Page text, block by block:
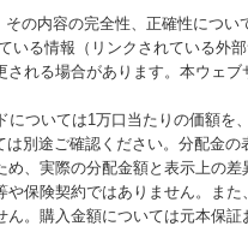
の内容の完全性、正確性につい
る情報（リンクされている外
れる場合があります。本ウェ
ついては1万口当たりの価額を
別途ご確認ください。分配金
、実際の分配金額と表示上の差
保険契約ではありません。ま
。購入金額については元本保証